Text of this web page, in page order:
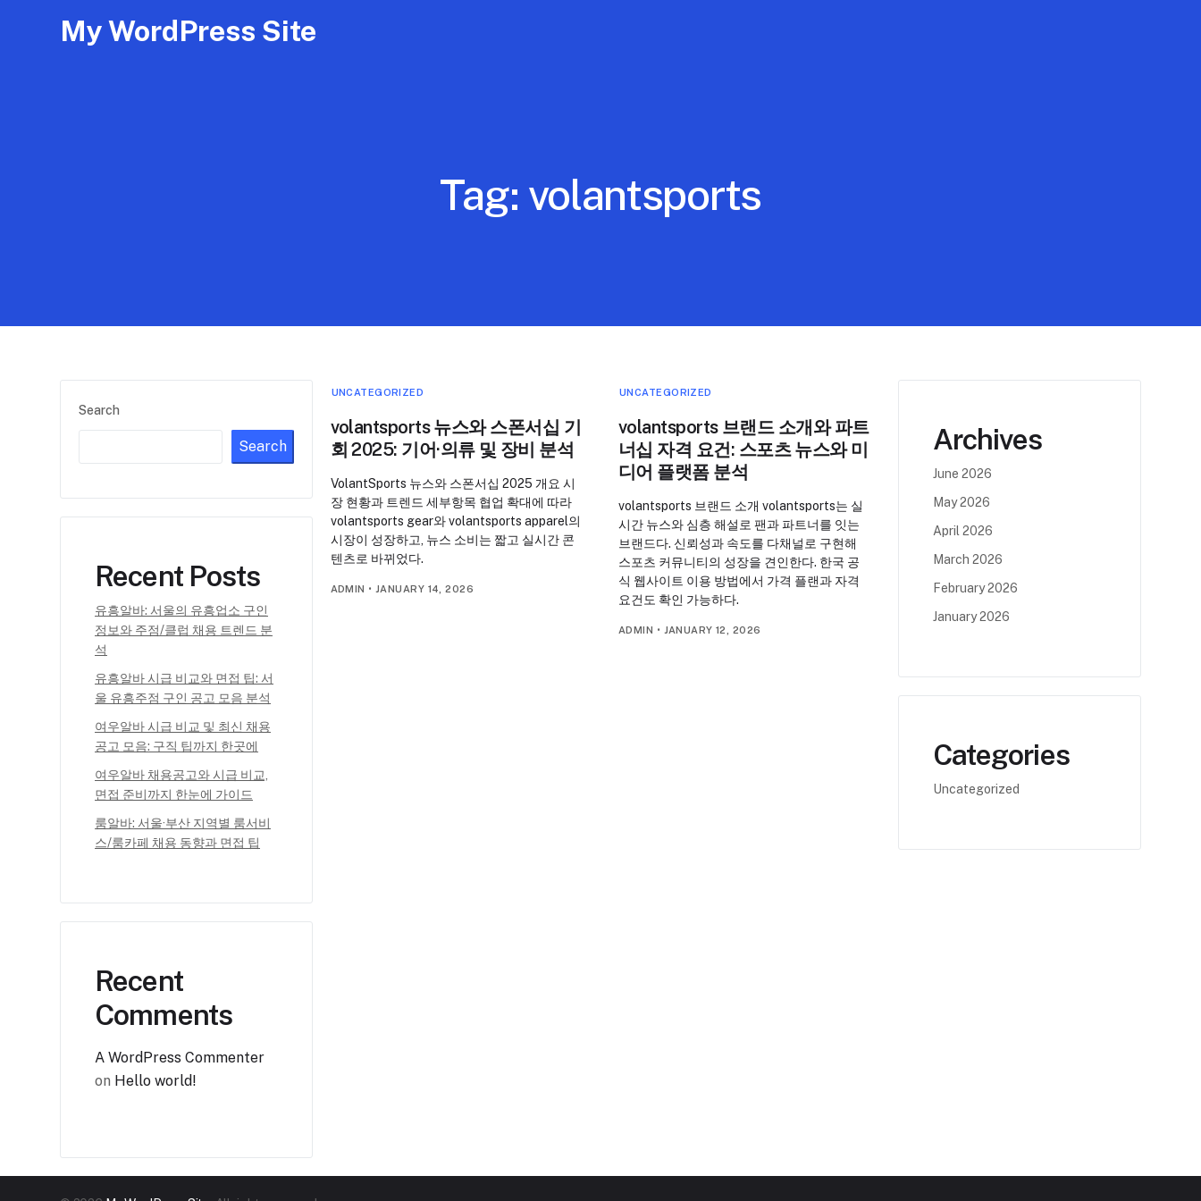
My WordPress Site
Tag: volantsports
Search
Search
Recent Posts
유흥알바: 서울의 유흥업소 구인
정보와 주점/클럽 채용 트렌드 분
석
유흥알바 시급 비교와 면접 팁: 서
울 유흥주점 구인 공고 모음 분석
여우알바 시급 비교 및 최신 채용
공고 모음: 구직 팁까지 한곳에
여우알바 채용공고와 시급 비교,
면접 준비까지 한눈에 가이드
룸알바: 서울·부산 지역별 룸서비
스/룸카페 채용 동향과 면접 팁
Recent
Comments
A WordPress Commenter
on Hello world!
UNCATEGORIZED
volantsports 뉴스와 스폰서십 기
회 2025: 기어·의류 및 장비 분석
VolantSports 뉴스와 스폰서십 2025 개요 시
장 현황과 트렌드 세부항목 협업 확대에 따라
volantsports gear와 volantsports apparel의
시장이 성장하고, 뉴스 소비는 짧고 실시간 콘
텐츠로 바뀌었다.
ADMIN • JANUARY 14, 2026
UNCATEGORIZED
volantsports 브랜드 소개와 파트
너십 자격 요건: 스포츠 뉴스와 미
디어 플랫폼 분석
volantsports 브랜드 소개 volantsports는 실
시간 뉴스와 심층 해설로 팬과 파트너를 잇는
브랜드다. 신뢰성과 속도를 다채널로 구현해
스포츠 커뮤니티의 성장을 견인한다. 한국 공
식 웹사이트 이용 방법에서 가격 플랜과 자격
요건도 확인 가능하다.
ADMIN • JANUARY 12, 2026
Archives
June 2026
May 2026
April 2026
March 2026
February 2026
January 2026
Categories
Uncategorized